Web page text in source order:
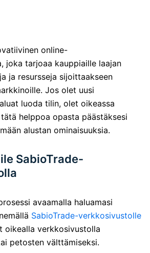
online-
joka tarjoaa kauppiaille laajan
ja resursseja sijoittaakseen
Jos olet uusi
luoda tilin, olet oikeassa
helppoa opasta päästäksesi
alustan ominaisuuksia.
SabioTrade-
avaamalla haluamasi
SabioTrade-verkkosivustolle
oikealla verkkosivustolla
petosten välttämiseksi.